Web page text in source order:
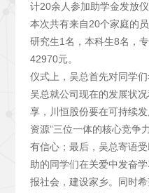
计20余人参加助学金发放仪
本次共有来自20个家庭的
研究生1名，本科生8名，
42970元。
仪式上，吴总首先对同学
吴总就公司现在的发展状
享，川恒股份要在可持续发
资源”三位一体的核心竞争
有信心；最后，吴总寄语
助的同学们在关爱中发奋
报社会，建设家乡。同时